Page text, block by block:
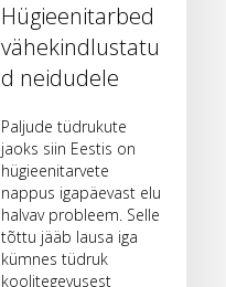
Hügieenitarbed
vähekindlustatu
d neidudele
Paljude tüdrukute
jaoks siin Eestis on
hügieenitarvete
nappus igapäevast elu
halvav probleem. Selle
tõttu jääb lausa iga
kümnes tüdruk
koolitegevusest